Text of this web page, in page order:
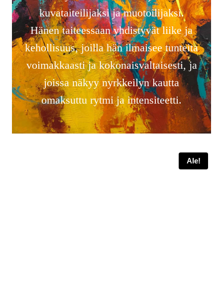
kuvataiteilijaksi ja muotoilijaksi.
Hänen taiteessaan yhdistyvät liike ja
kehollisuus, joilla hän ilmaisee tunteita
voimakkaasti ja kokonaisvaltaisesti, ja
joissa näkyy nyrkkeilyn kautta
omaksuttu rytmi ja intensiteetti.
Ale!